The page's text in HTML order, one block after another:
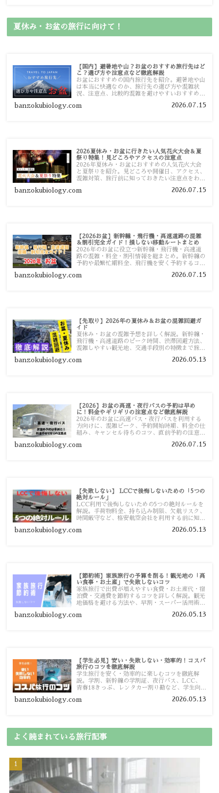
夏休み・お盆の旅行に向けて！
【国内】避暑地や山？お盆のおすすめ旅行先はど
こ？選び方や注意点など徹底解説
お盆におすすめの国内旅行先を紹介。避暑地や山
は本当に快適なのか、旅行先の選び方や混雑状
況、注意点、比較的混雑を避けやすいおすすめス
す。
banzokubiology.com 2026.07.15
2026夏休み・お盆に行きたい人気花火大会＆夏
祭り特集！見どころやアクセスの注意点
2026年夏休み・お盆におすすめの人気花火大会
と夏祭りを紹介。見どころや開催日、アクセス、
混雑対策、旅行前に知っておきたい注意点をわか
banzokubiology.com 2026.07.15
【2026お盆】新幹線・飛行機・高速道路の混雑
＆割引完全ガイド！損しない移動ルートまとめ
2026年のお盆に役立つ新幹線・飛行機・高速道
路の混雑・料金・割引情報を総まとめ。新幹線の
予約や最繁忙期料金、飛行機を安く予約するコ
い移動方法を分かりやすく解説します。
banzokubiology.com 2026.07.15
【先取り】2026年の夏休み＆お盆の混雑回避ガ
イド
夏休み・お盆の混雑予想を詳しく解説。新幹線・
飛行機・高速道路のピーク時間、渋滞回避方法、
混雑しやすい観光地、交通手段別の特徴まで旅行
banzokubiology.com 2026.05.13
【2026】お盆の高速・夜行バスの予約は早め
に！料金やギリギリの注意点など徹底解説
2026年のお盆に高速バス・夜行バスを利用する
方向けに、混雑ピーク、予約開始時期、料金の仕
組み、キャンセル待ちのコツ、直前予約の注意点
banzokubiology.com 2026.07.15
【失敗しない】 LCCで後悔しないための「5つの
絶対ルール」
LCC利用で後悔しないための5つの絶対ルールを
解説。手荷物料金、持ち込み制限、欠航リスク、
時間厳守など、格安航空会社を利用する前に知っ
す。
banzokubiology.com 2026.05.13
【節約術】家族旅行の予算を削る！観光地の「高
い食事・お土産」で失敗しないコツ
家族旅行で出費が増えやすい食費・お土産代・宿
泊費・交通費を節約するコツを詳しく解説。観光
地価格を避ける方法や、早割・スーパー活用術、
banzokubiology.com 2026.05.13
【学生必見】安い・失敗しない・効率的！コスパ
旅行のコツを徹底解説
学生旅行を安く・効率的に楽しむコツを徹底解
説。学割、新幹線の学割証、夜行バス、LCC、
青春18きっぷ、レンタカー割り勘など、学生向け
banzokubiology.com 2026.05.13
よく読まれている旅行記事